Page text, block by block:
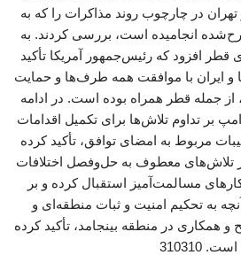
در چارچوب روند مذاکرات را که به
انجامیده است، بررسی کردند. به
قطر افزود که رئیس‌جمهور آمریکا تأکید
و ایران با موافقت همه طرف‌ها و حمایت
جمله قطر همراه بوده است. در ادامه
بر تداوم تلاش‌ها برای تکمیل اقدامات
مربوط به امضای توافق، تأکید کرده
تلاش‌های معطوف به حل‌وفصل اختلافات
مسالمت‌آمیز استقبال کرده و بر
به تحکیم امنیت و ثبات منطقه‌ای و
و همکاری در منطقه بینجامد، تأکید کرده
است. 310310